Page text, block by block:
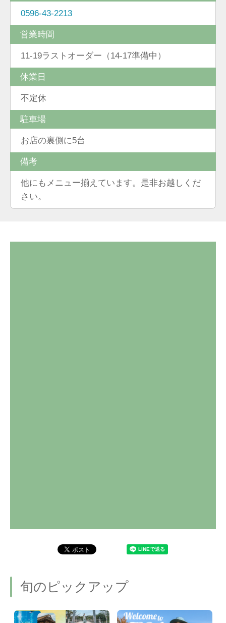
0596-43-2213
営業時間
11-19ラストオーダー（14-17準備中）
休業日
不定休
駐車場
お店の裏側に5台
備考
他にもメニュー揃えています。是非お越しくだ
さい。
旬のピックアップ